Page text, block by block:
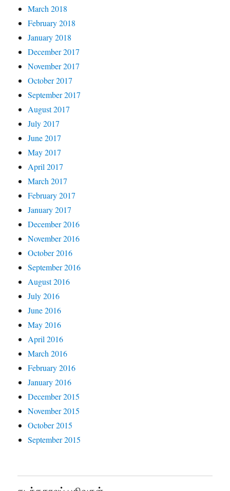
March 2018
February 2018
January 2018
December 2017
November 2017
October 2017
September 2017
August 2017
July 2017
June 2017
May 2017
April 2017
March 2017
February 2017
January 2017
December 2016
November 2016
October 2016
September 2016
August 2016
July 2016
June 2016
May 2016
April 2016
March 2016
February 2016
January 2016
December 2015
November 2015
October 2015
September 2015